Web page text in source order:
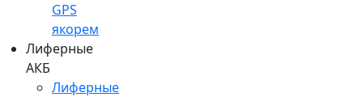
GPS
якорем
Лиферные
АКБ
Лиферные